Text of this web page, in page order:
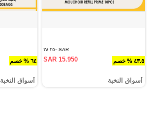
٤٣.٥ % خصم
SAR ٢٨.٢٥٠
SAR 15.950
أسواق النخبة
٦٤ % خصم
أسواق النخبة